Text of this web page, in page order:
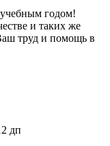
годом!
и таких же
труд и помощь в
дп